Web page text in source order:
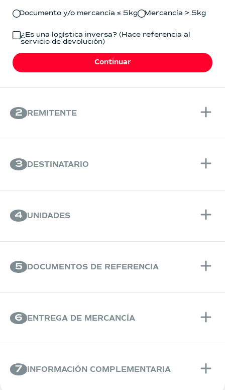
Documento y/o mercancía ≤ 5kg Mercancía > 5kg
¿Es una logística inversa? (Hace referencia al
servicio de devolución)
Continuar
2 REMITENTE
3 DESTINATARIO
4 UNIDADES
5 DOCUMENTOS DE REFERENCIA
6 ENTREGA DE MERCANCÍA
7 INFORMACIÓN COMPLEMENTARIA